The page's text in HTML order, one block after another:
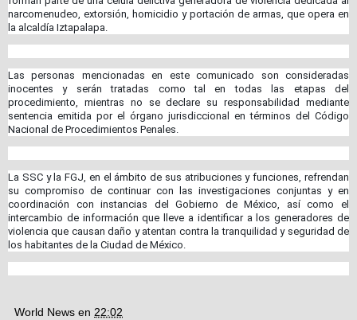
narcomenudeo, extorsión, homicidio y portación de armas, que opera en
la alcaldía Iztapalapa.
Las personas mencionadas en este comunicado son consideradas
inocentes y serán tratadas como tal en todas las etapas del
procedimiento, mientras no se declare su responsabilidad mediante
sentencia emitida por el órgano jurisdiccional en términos del Código
Nacional de Procedimientos Penales.
La SSC y la FGJ, en el ámbito de sus atribuciones y funciones, refrendan
su compromiso de continuar con las investigaciones conjuntas y en
coordinación con instancias del Gobierno de México, así como el
intercambio de información que lleve a identificar a los generadores de
violencia que causan daño y atentan contra la tranquilidad y seguridad de
los habitantes de la Ciudad de México.
World News en 22:02